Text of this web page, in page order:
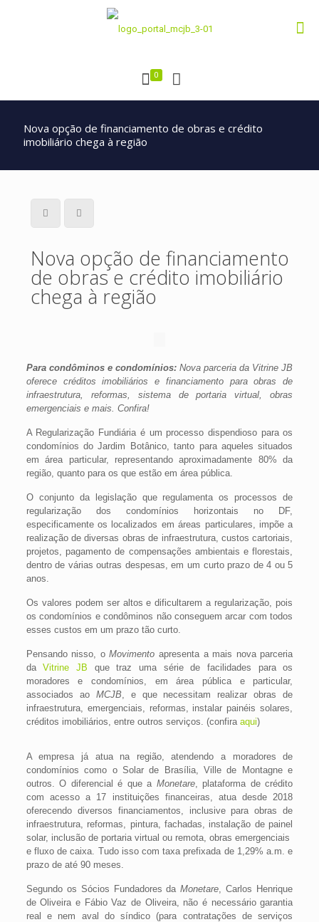
0
Nova opção de financiamento de obras e crédito
imobiliário chega à região
Nova opção de financiamento
de obras e crédito imobiliário
chega à região
Para condôminos e condomínios:Nova parceria da Vitrine JB
oferece créditos imobiliários e financiamento para obras de
infraestrutura, reformas, sistema de portaria virtual, obras
emergenciais e mais. Confira!
A Regularização Fundiária é um processo dispendioso para os
condomínios do Jardim Botânico, tanto para aqueles situados
em área particular, representando aproximadamente 80% da
região, quanto para os que estão em área pública.
O conjunto da legislação que regulamenta os processos de
regularização dos condomínios horizontais no DF,
especificamente os localizados em áreas particulares, impõe a
realização de diversas obras de infraestrutura, custos cartoriais,
projetos, pagamento de compensações ambientais e florestais,
dentro de várias outras despesas, em um curto prazo de 4 ou 5
anos.
Os valores podem ser altos e dificultarem a regularização, pois
os condomínios e condôminos não conseguem arcar com todos
esses custos em um prazo tão curto.
Pensando nisso, oMovimento apresenta a mais nova parceria
daVitrine JB que traz uma série de facilidades para os
moradores e condomínios, em área pública e particular,
associados ao MCJB, e que necessitam realizar obras de
infraestrutura, emergenciais, reformas, instalar painéis solares,
créditos imobiliários, entre outros serviços. (confira aqui)
A empresa já atua na região, atendendo a moradores de
condomínios como o Solar de Brasília, Ville de Montagne e
outros. O diferencial é que a Monetare, plataforma de crédito
com acesso a 17 instituições financeiras, atua desde 2018
oferecendo diversos financiamentos, inclusive para obras de
infraestrutura, reformas, pintura, fachadas, instalação de painel
solar, inclusão de portaria virtual ou remota, obras emergenciais
e fluxo de caixa. Tudo isso com taxa prefixada de 1,29% a.m. e
prazo de até 90 meses.
Segundo os Sócios Fundadores daMonetare , Carlos Henrique
de Oliveira e Fábio Vaz de Oliveira,
não é necessário garantia
real e nem aval do síndico (para contratações de serviços